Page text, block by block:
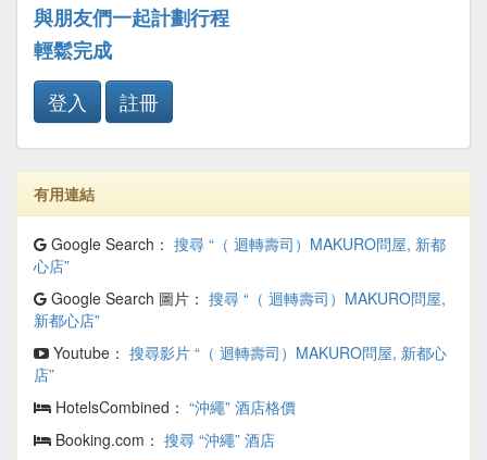
與朋友們一起計劃行程
輕鬆完成
登入
註冊
有用連結
Google Search： 搜尋 “（ 迴轉壽司）MAKURO問屋, 新都
心店”
Google Search 圖片： 搜尋 “（ 迴轉壽司）MAKURO問屋,
新都心店”
Youtube： 搜尋影片 “（ 迴轉壽司）MAKURO問屋, 新都心
店”
HotelsCombined： “沖繩” 酒店格價
Booking.com： 搜尋 “沖繩” 酒店